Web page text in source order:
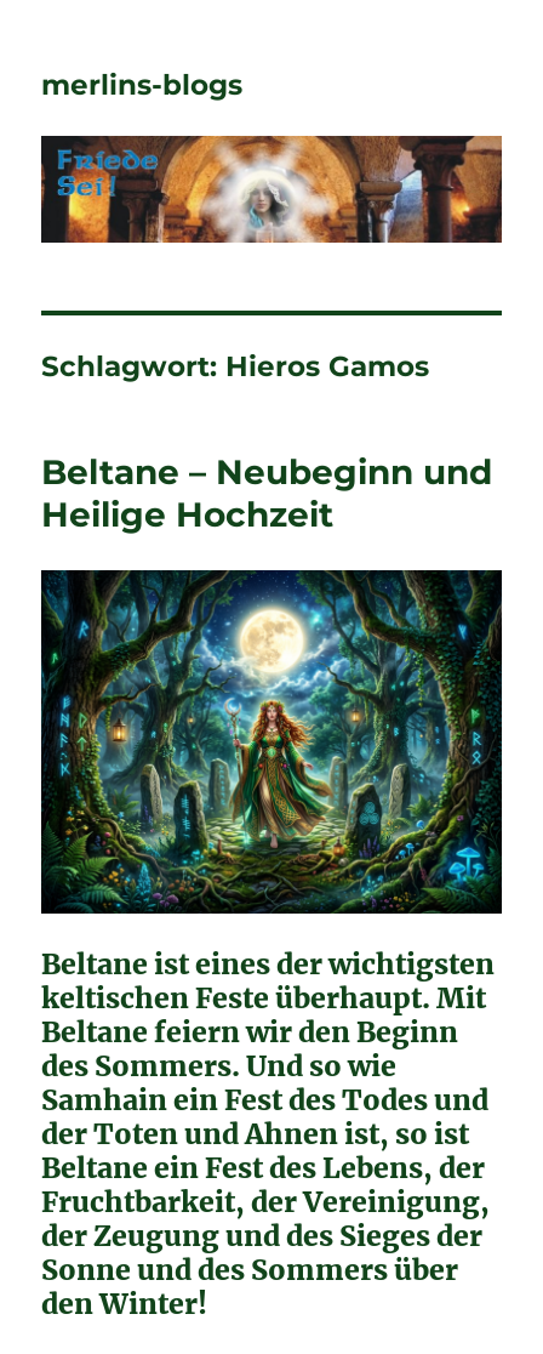
merlins-blogs
Schlagwort: Hieros Gamos
Beltane – Neubeginn und
Heilige Hochzeit
Beltane ist eines der wichtigsten
keltischen Feste überhaupt. Mit
Beltane feiern wir den Beginn
des Sommers. Und so wie
Samhain ein Fest des Todes und
der Toten und Ahnen ist, so ist
Beltane ein Fest des Lebens, der
Fruchtbarkeit, der Vereinigung,
der Zeugung und des Sieges der
Sonne und des Sommers über
den Winter!